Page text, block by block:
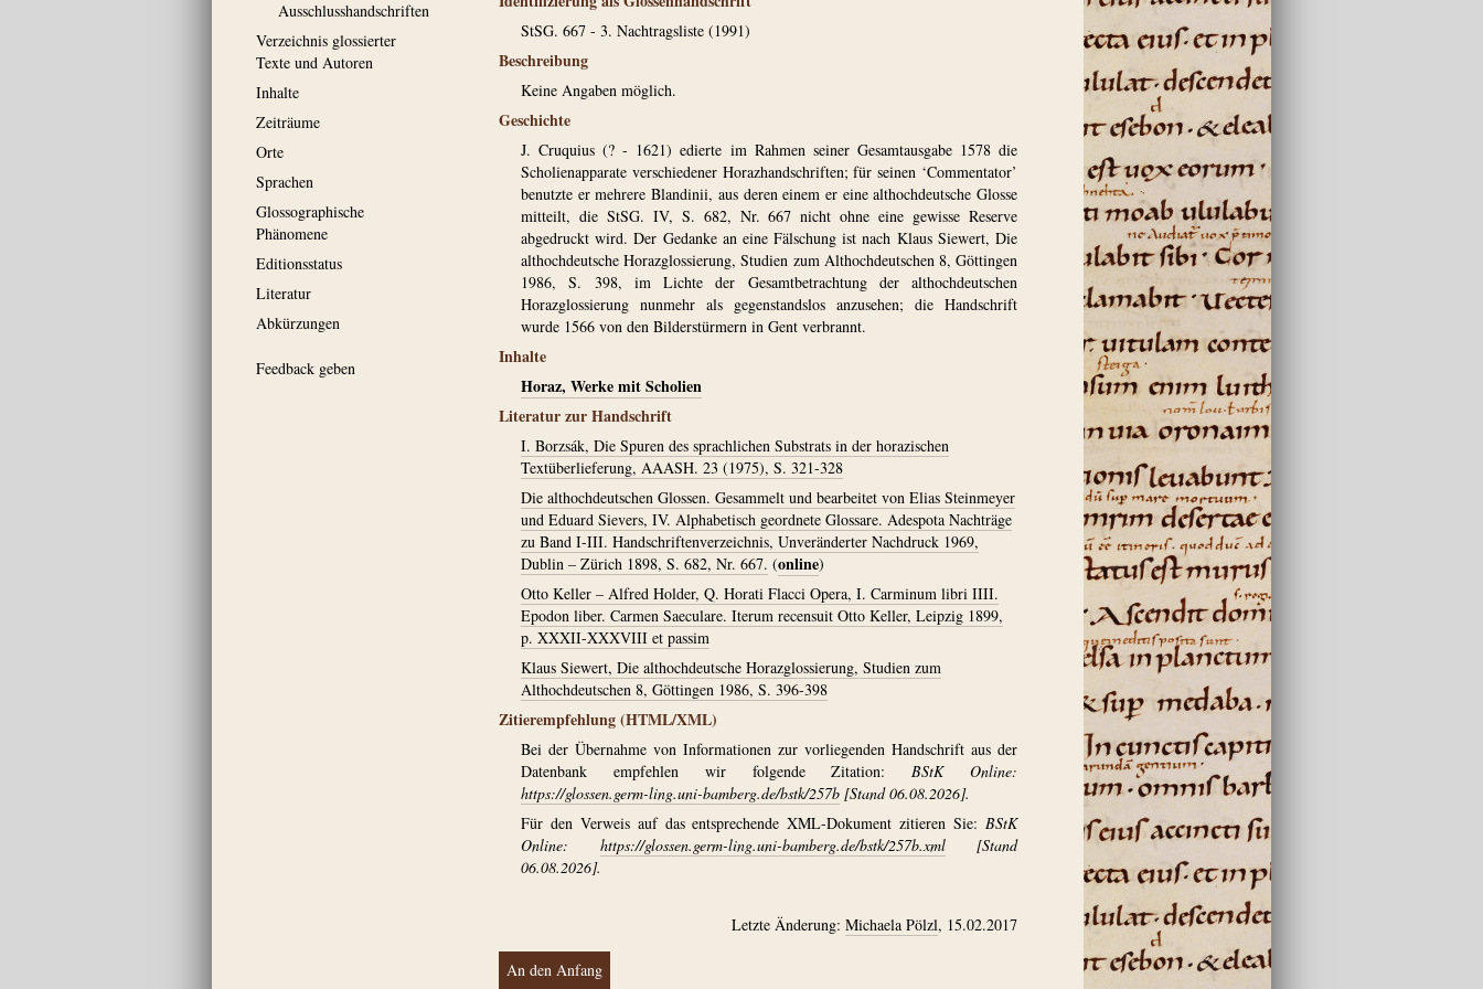
Ausschluss­handschriften
Verzeichnis glossierter
Texte und Autoren
Inhalte
Zeiträume
Orte
Sprachen
Glossographische
Phänomene
Editionsstatus
Literatur
Abkürzungen
Feedback geben
StSG. 667 - 3. Nachtragsliste (1991)
Beschreibung
Keine Angaben möglich.
Geschichte
J. Cruquius (? - 1621) edierte im Rahmen seiner Gesamtausgabe 1578 die
Scholienapparate verschiedener Horazhandschriften; für seinen ‘Commentator’
benutzte er mehrere Blandinii, aus deren einem er eine althochdeutsche Glosse
mitteilt, die StSG. IV, S. 682, Nr. 667 nicht ohne eine gewisse Reserve
abgedruckt wird. Der Gedanke an eine Fälschung ist nach Klaus Siewert, Die
althochdeutsche Horazglossierung, Studien zum Althochdeutschen 8, Göttingen
1986, S. 398, im Lichte der Gesamtbetrachtung der althochdeutschen
Horazglossierung nunmehr als gegenstandslos anzusehen; die Handschrift
wurde 1566 von den Bilderstürmern in Gent verbrannt.
Inhalte
Horaz, Werke mit Scholien
Literatur zur Handschrift
I. Borzsák, Die Spuren des sprachlichen Substrats in der horazischen
Textüberlieferung, AAASH. 23 (1975), S. 321-328
Die althochdeutschen Glossen. Gesammelt und bearbeitet von Elias Steinmeyer
und Eduard Sievers, IV. Alphabetisch geordnete Glossare. Adespota Nachträge
zu Band I-III. Handschriftenverzeichnis, Unveränderter Nachdruck 1969,
Dublin – Zürich 1898, S. 682, Nr. 667. (online)
Otto Keller – Alfred Holder, Q. Horati Flacci Opera, I. Carminum libri IIII.
Epodon liber. Carmen Saeculare. Iterum recensuit Otto Keller, Leipzig 1899,
p. XXXII-XXXVIII et passim
Klaus Siewert, Die althochdeutsche Horazglossierung, Studien zum
Althochdeutschen 8, Göttingen 1986, S. 396-398
Zitierempfehlung (HTML/XML)
Bei der Übernahme von Informationen zur vorliegenden Handschrift aus der
Datenbank empfehlen wir folgende Zitation:BStK Online:
https://glossen.germ-ling.uni-bamberg.de/bstk/257b [Stand 06.08.2026].
Für den Verweis auf das entsprechende XML-Dokument zitieren Sie: BStK
Online: https://glossen.germ-ling.uni-bamberg.de/bstk/257b.xml[Stand
06.08.2026].
Letzte Änderung: Michaela Pölzl, 15.02.2017
An den Anfang